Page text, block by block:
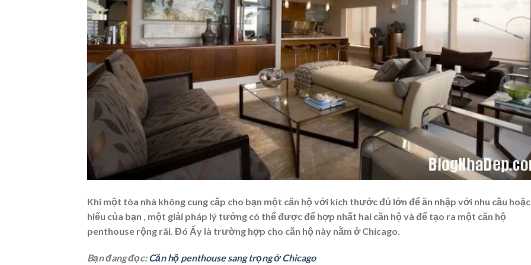
Khi một tòa nhà không cung cấp cho bạn một căn hộ với kích thước đủ lớn để ăn nhập với nhu cầu
hiếu của bạn , một giải pháp lý tưởng có thể được để hợp nhất hai căn hộ và để tạo ra một căn hộ
penthouse rộng rãi. Đó Ấy là trường hợp cho căn hộ này nằm ở Chicago.
Bạn đang đọc:Căn hộ penthouse sang trọng ở Chicago